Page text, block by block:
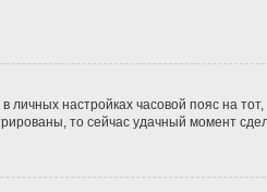
настройках часовой пояс на
то сейчас удачный момент